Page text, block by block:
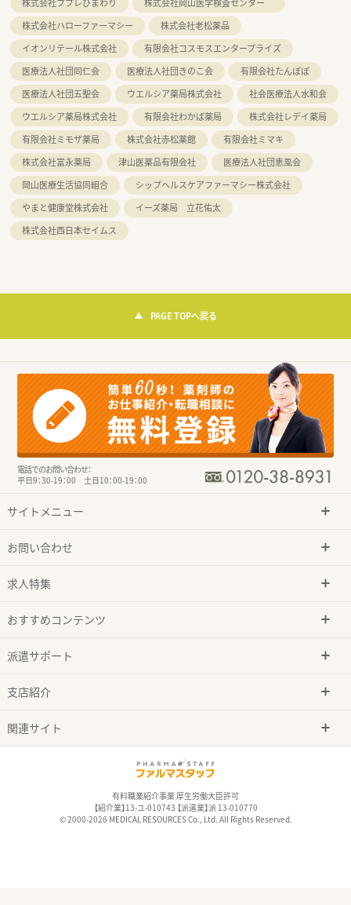
株式会社ハローファーマシー
株式会社老松薬品
イオンリテール株式会社
有限会社コスモスエンタープライズ
医療法人社団同仁会
医療法人社団きのこ会
有限会社たんぽぽ
医療法人社団五聖会
ウエルシア薬局株式会社
社会医療法人水和会
ウエルシア薬局株式会社
有限会社わかば薬局
株式会社レデイ薬局
有限会社ミモザ薬局
株式会社赤松薬館
有限会社ミマキ
株式会社富永薬局
津山医薬品有限会社
医療法人社団恵風会
岡山医療生活協同組合
シップヘルスケアファーマシー株式会社
やまと健康堂株式会社
イーズ薬局 立花佑太
株式会社西日本セイムス
PAGE TOPへ戻る
電話でのお問い合わせ：
平日9：30-19：00 土日10：00-19：00
サイトメニュー
お問い合わせ
求人特集
おすすめコンテンツ
派遣サポート
支店紹介
関連サイト
有料職業紹介事業 厚生労働大臣許可
【紹介業】13-ユ-010743 【派遣業】派 13-010770
© 2000-2026 MEDICAL RESOURCES Co., Ltd. All Rights Reserved.